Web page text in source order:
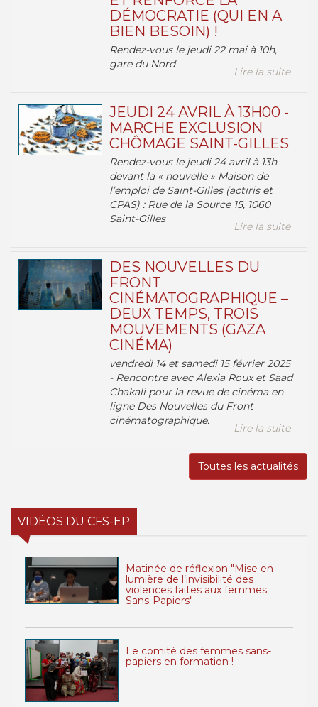
DÉMOCRATIE (QUI EN A
BIEN BESOIN) !
Rendez-vous le jeudi 22 mai à 10h,
gare du Nord
Lire la suite
JEUDI 24 AVRIL À 13H00 -
MARCHE EXCLUSION
CHÔMAGE SAINT-GILLES
Rendez-vous le jeudi 24 avril à 13h
devant la « nouvelle » Maison de
l’emploi de Saint-Gilles (actiris et
CPAS) : Rue de la Source 15, 1060
Saint-Gilles
Lire la suite
DES NOUVELLES DU
FRONT
CINÉMATOGRAPHIQUE –
DEUX TEMPS, TROIS
MOUVEMENTS (GAZA
CINÉMA)
vendredi 14 et samedi 15 février 2025
- Rencontre avec Alexia Roux et Saad
Chakali pour la revue de cinéma en
ligne Des Nouvelles du Front
cinématographique.
Lire la suite
Toutes les actualités
VIDÉOS DU CFS-EP
Matinée de réflexion "Mise en
lumière de l’invisibilité des
violences faites aux femmes
Sans-Papiers"
Le comité des femmes sans-
papiers en formation !